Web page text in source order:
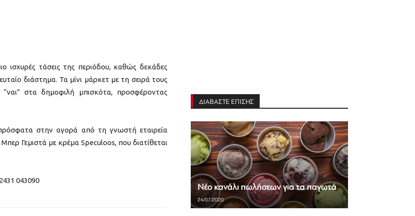
ισχυρές τάσεις της περιόδου, καθώς δεκάδες
διάστημα. Τα μίνι μάρκετ με τη σειρά τους
στα δημοφιλή μπισκότα, προσφέροντας
στην αγορά από τη γνωστή εταιρεία
Γεμιστά με κρέμα Speculoos, που διατίθεται
2431 043090
ΔΙΑΒΑΣΤΕ ΕΠΙΣΗΣ
Νέο κανάλι πωλήσεων για τα παγωτά
24/07/2020